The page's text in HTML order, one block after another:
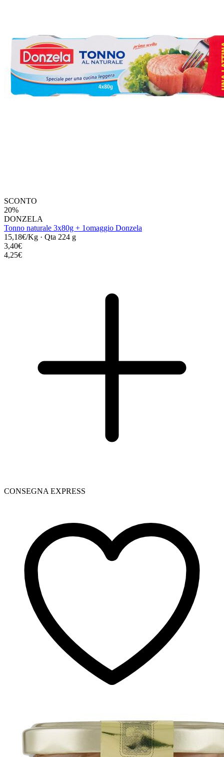
SCONTO
20%
DONZELA
Tonno naturale 3x80g + 1omaggio Donzela
15,18€/Kg · Qta 224 g
3,40€
4,25€
CONSEGNA EXPRESS